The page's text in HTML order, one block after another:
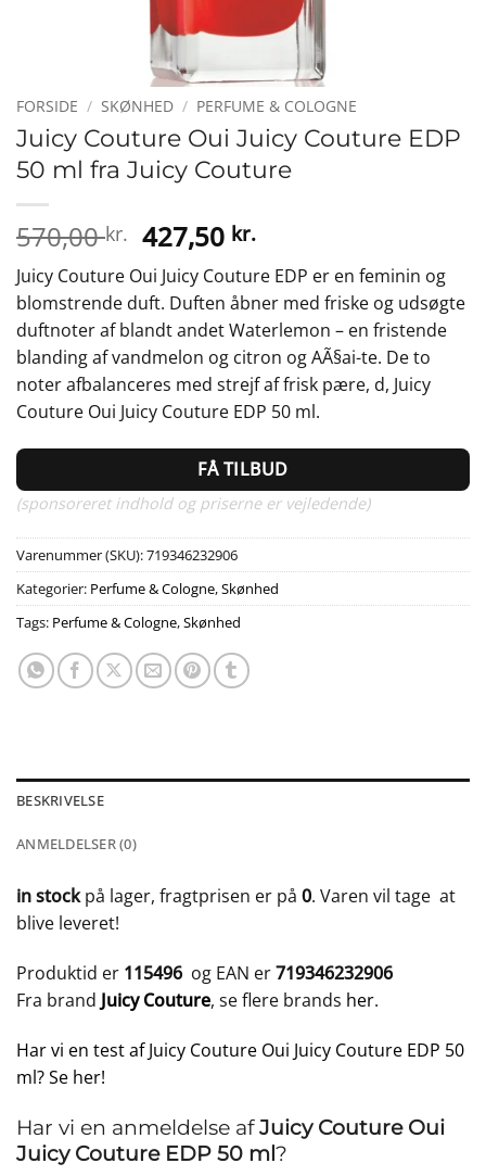
FORSIDE / SKØNHED / PERFUME & COLOGNE
Juicy Couture Oui Juicy Couture EDP
50 ml fra Juicy Couture
570,00kr. Den
oprindelige
pris
var:
570,00 kr..
427,50 kr.Den
aktuelle
pris
er:
427,50 kr..
Juicy Couture Oui Juicy Couture EDP er en feminin og
blomstrende duft. Duften åbner med friske og udsøgte
duftnoter af blandt andet Waterlemon – en fristende
blanding af vandmelon og citron og AÃ§ai-te. De to
noter afbalanceres med strejf af frisk pære, d, Juicy
Couture Oui Juicy Couture EDP 50 ml.
FÅ TILBUD
(sponsoreret indhold og priserne er vejledende)
Varenummer (SKU):719346232906
Kategorier: Perfume & Cologne,Skønhed
Tags: Perfume & Cologne,Skønhed
BESKRIVELSE
ANMELDELSER (0)
in stockpå lager, fragtprisen er på 0. Varen vil tage at
blive leveret!
Produktid er 115496 og EAN er719346232906
Fra brand Juicy Couture, se flere brands her.
Har vi en test af Juicy Couture Oui Juicy Couture EDP 50
ml? Se her!
Har vi en anmeldelse afJuicy Couture Oui
Juicy Couture EDP 50 ml?